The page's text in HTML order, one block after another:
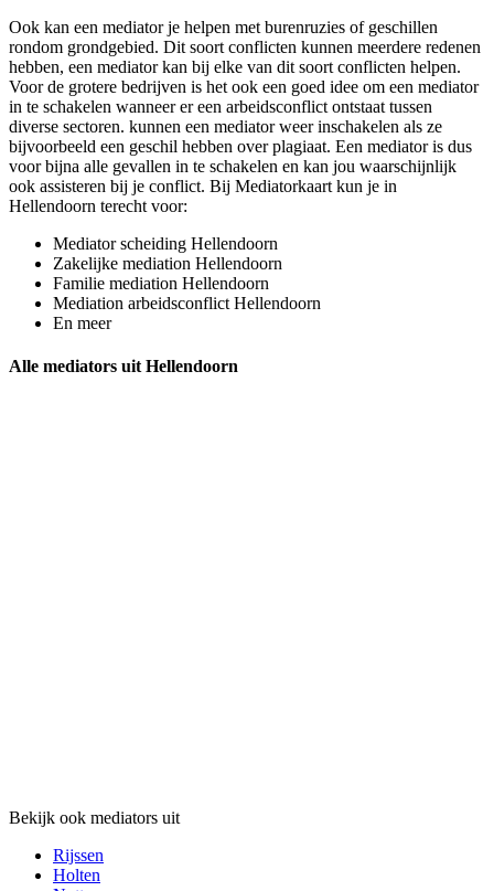
Ook kan een mediator je helpen met burenruzies of geschillen
rondom grondgebied. Dit soort conflicten kunnen meerdere redenen
hebben, een mediator kan bij elke van dit soort conflicten helpen.
Voor de grotere bedrijven is het ook een goed idee om een mediator
in te schakelen wanneer er een arbeidsconflict ontstaat tussen
diverse sectoren. kunnen een mediator weer inschakelen als ze
bijvoorbeeld een geschil hebben over plagiaat. Een mediator is dus
voor bijna alle gevallen in te schakelen en kan jou waarschijnlijk
ook assisteren bij je conflict. Bij Mediatorkaart kun je in
Hellendoorn terecht voor:
Mediator scheiding Hellendoorn
Zakelijke mediation Hellendoorn
Familie mediation Hellendoorn
Mediation arbeidsconflict Hellendoorn
En meer
Alle mediators uit Hellendoorn
Bekijk ook mediators uit
Rijssen
Holten